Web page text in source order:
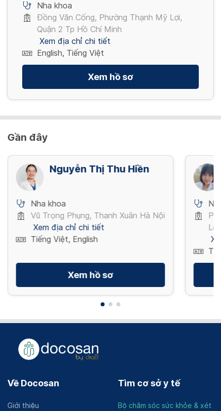
Nha khoa
Đồng Văn Cống, Phường Thạnh Mỹ Lợi,
Quận 2 Tp Hồ Chí Minh
Xem địa chỉ chi tiết
English, Tiếng Việt
Xem hồ sơ
Gần đây
Nguyễn Thị Thu Hiền
Nha khoa
Vũ Trọng Phụng, Thanh Xuân Hà Nội
Xem địa chỉ chi tiết
Tiếng Việt, English
Xem hồ sơ
Về Docosan
Giới thiệu
Tìm cơ sở y tế
Bộ chăm sóc sức khỏe & xét